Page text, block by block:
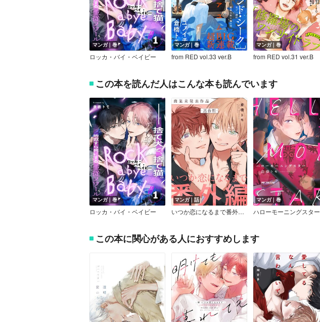
マンガ｜巻
ロッカ・バイ・ベイビー
マンガ｜巻
from RED vol.33 ver.B
マンガ｜巻
from RED vol.31 ver.B
この本を読んだ人はこんな本も読んでいます
マンガ｜巻
ロッカ・バイ・ベイビー
マンガ｜話
いつか恋になるまで番外編 － 思春期 － 【商業未発表作品】
マンガ｜巻
ハローモーニングスター
この本に関心がある人におすすめします